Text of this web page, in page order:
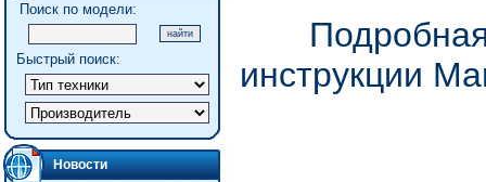
Поиск по модели:
Быстрый поиск:
Новости
инструкции